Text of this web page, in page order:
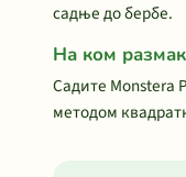
садње до бербе.
На ком
Садите Monstera
методом